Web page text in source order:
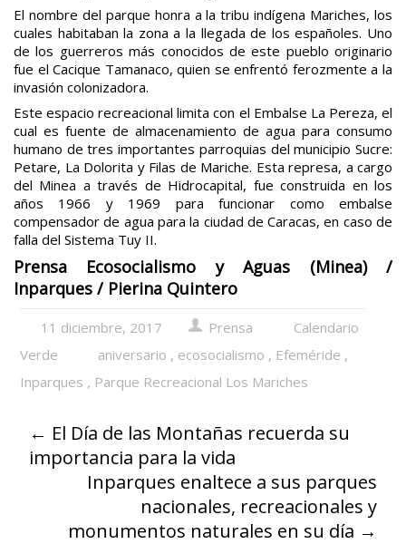
El nombre del parque honra a la tribu indígena Mariches, los
cuales habitaban la zona a la llegada de los españoles. Uno
de los guerreros más conocidos de este pueblo originario
fue el Cacique Tamanaco, quien se enfrentó ferozmente a la
invasión colonizadora.
Este espacio recreacional limita con el Embalse La Pereza, el
cual es fuente de almacenamiento de agua para consumo
humano de tres importantes parroquias del municipio Sucre:
Petare, La Dolorita y Filas de Mariche. Esta represa, a cargo
del Minea a través de Hidrocapital, fue construida en los
años 1966 y 1969 para funcionar como embalse
compensador de agua para la ciudad de Caracas, en caso de
falla del Sistema Tuy II.
Prensa Ecosocialismo y Aguas (Minea) /
Inparques / Pierina Quintero
11 diciembre, 2017 Prensa
Calendario
Verde
aniversario , ecosocialismo , Efeméride ,
Inparques , Parque Recreacional Los Mariches
← El Día de las Montañas recuerda su
importancia para la vida
Inparques enaltece a sus parques
nacionales, recreacionales y
monumentos naturales en su día →